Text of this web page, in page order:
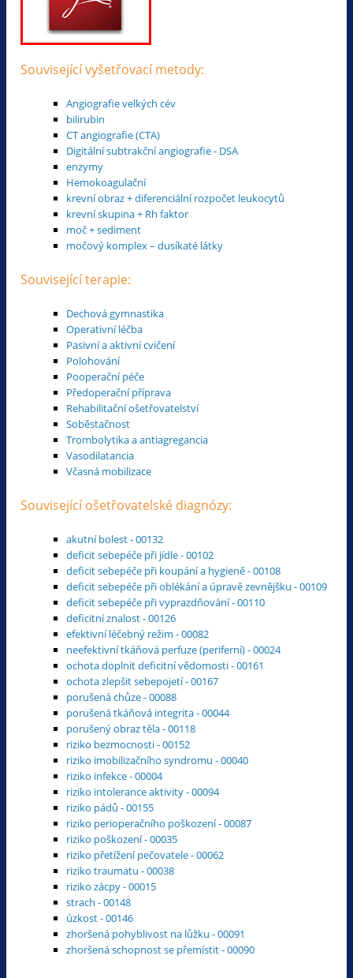
Související vyšetřovací metody:
Angiografie velkých cév
bilirubin
CT angiografie (CTA)
Digitální subtrakční angiografie - DSA
enzymy
Hemokoagulační
krevní obraz + diferenciální rozpočet leukocytů
krevní skupina + Rh faktor
moč + sediment
močový komplex – dusíkaté látky
Související terapie:
Dechová gymnastika
Operativní léčba
Pasivní a aktivní cvičení
Polohování
Pooperační péče
Předoperační příprava
Rehabilitační ošetřovatelství
Soběstačnost
Trombolytika a antiagregancia
Vasodilatancia
Včasná mobilizace
Související ošetřovatelské diagnózy:
akutní bolest - 00132
deficit sebepéče při jídle - 00102
deficit sebepéče při koupání a hygieně - 00108
deficit sebepéče při oblékání a úpravě zevnějšku - 00109
deficit sebepéče při vyprazdňování - 00110
deficitní znalost - 00126
efektivní léčebný režim - 00082
neefektivní tkáňová perfuze (periferní) - 00024
ochota doplnit deficitní vědomosti - 00161
ochota zlepšit sebepojetí - 00167
porušená chůze - 00088
porušená tkáňová integrita - 00044
porušený obraz těla - 00118
riziko bezmocnosti - 00152
riziko imobilizačního syndromu - 00040
riziko infekce - 00004
riziko intolerance aktivity - 00094
riziko pádů - 00155
riziko perioperačního poškození - 00087
riziko poškození - 00035
riziko přetížení pečovatele - 00062
riziko traumatu - 00038
riziko zácpy - 00015
strach - 00148
úzkost - 00146
zhoršená pohyblivost na lůžku - 00091
zhoršená schopnost se přemístit - 00090